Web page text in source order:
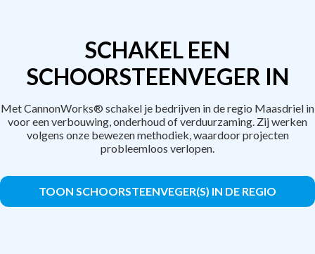
SCHAKEL EEN
SCHOORSTEENVEGER IN
Met CannonWorks® schakel je bedrijven in de regio Maasdriel in
voor een verbouwing, onderhoud of verduurzaming. Zij werken
volgens onze bewezen methodiek, waardoor projecten
probleemloos verlopen.
TOON SCHOORSTEENVEGER(S) IN DE REGIO